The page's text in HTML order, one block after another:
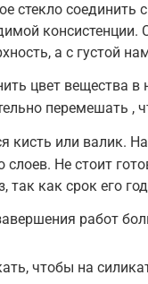
стекло соединить
а с густой
цвет вещества в
перемешать ,
кисть или валик.
слоев. Не стоит
так как срок его
работ
чтобы на